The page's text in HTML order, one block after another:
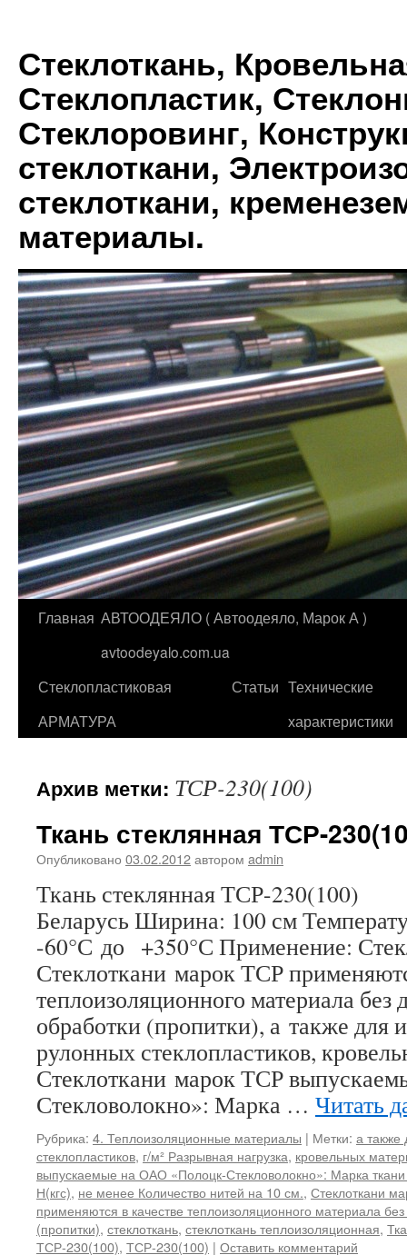
Стеклоткань,
Стеклопластик,
Стеклоровинг,
стеклоткани,
стеклоткани,
материалы.
Перейти
содержимому
Главная АВТООДЕЯЛО ( Автоодеяло, Марок А )
avtoodeyalo.com.ua
Стеклопластиковая
АРМАТУРА
Статьи Технические
характеристики
Архив метки: ТСР-230(100)
Ткань стеклянная ТСР-
Опубликовано 03.02.2012автором admin
Ткань стеклянная ТСР-230(100)
Беларусь Ширина: 100 см
-60°С до +350°С Применение:
Стеклоткани марок ТСР
теплоизоляционного материала без
обработки (пропитки), а также для
рулонных стеклопластиков,
Стеклоткани марок ТСР
Стекловолокно»: Марка … Читать
Рубрика: 4. Теплоизоляционные материалы | Метки: а также
стеклопластиков, г/м² Разрывная нагрузка, кровельных
выпускаемые на ОАО «Полоцк-Стекловолокно»: Марка
Н(кгс), не менее Количество нитей на 10 см., Стеклоткани
применяются в качестве теплоизоляционного материала
(пропитки), стеклоткань, стеклоткань теплоизоляционная,
ТСР-230(100), ТСР-230(100) | Оставить комментарий